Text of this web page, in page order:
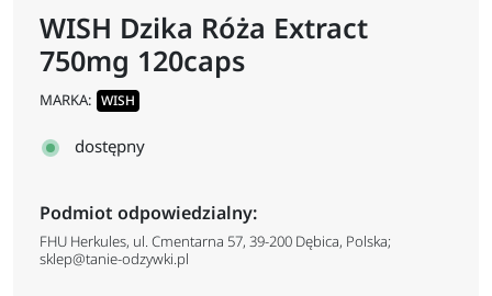
WISH Dzika Róża Extract
750mg 120caps
MARKA: WISH
dostępny
Podmiot odpowiedzialny:
FHU Herkules, ul. Cmentarna 57, 39-200 Dębica, Polska;
sklep@tanie-odzywki.pl